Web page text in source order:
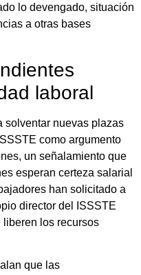
lo devengado, situación
a otras bases
laboral
solventar nuevas plazas
como argumento
un señalamiento que
esperan certeza salarial
han solicitado a
director del ISSSTE
liberen los recursos
que las